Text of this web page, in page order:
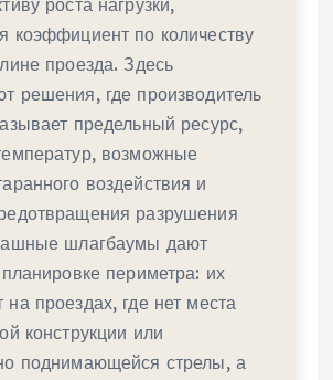
роста нагрузки,
коэффициент по количеству
проезда. Здесь
решения, где производитель
предельный ресурс,
возможные
воздействия и
разрушения
шлагбаумы дают
планировке периметра: их
проездах, где нет места
конструкции или
поднимающейся стрелы, а